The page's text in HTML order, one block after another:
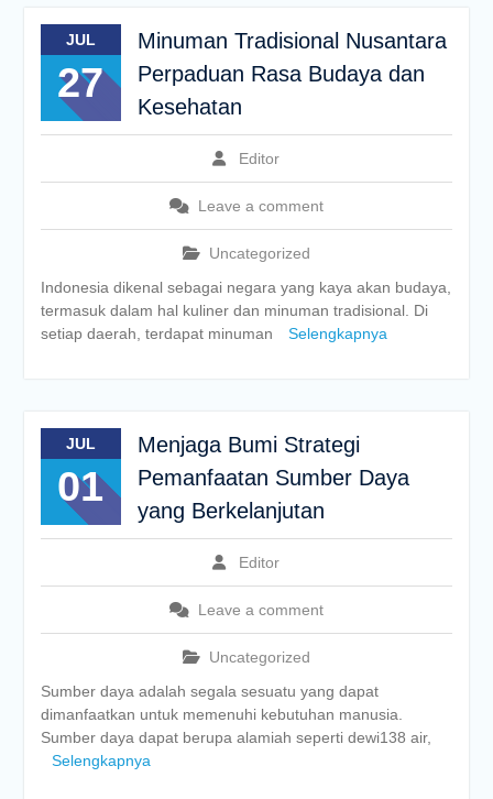
JUL
27
Minuman Tradisional Nusantara
Perpaduan Rasa Budaya dan
Kesehatan
Editor
Leave a comment
Uncategorized
Indonesia dikenal sebagai negara yang kaya akan budaya,
termasuk dalam hal kuliner dan minuman tradisional. Di
setiap daerah, terdapat minuman
Selengkapnya
JUL
01
Menjaga Bumi Strategi
Pemanfaatan Sumber Daya
yang Berkelanjutan
Editor
Leave a comment
Uncategorized
Sumber daya adalah segala sesuatu yang dapat
dimanfaatkan untuk memenuhi kebutuhan manusia.
Sumber daya dapat berupa alamiah seperti dewi138 air,
Selengkapnya